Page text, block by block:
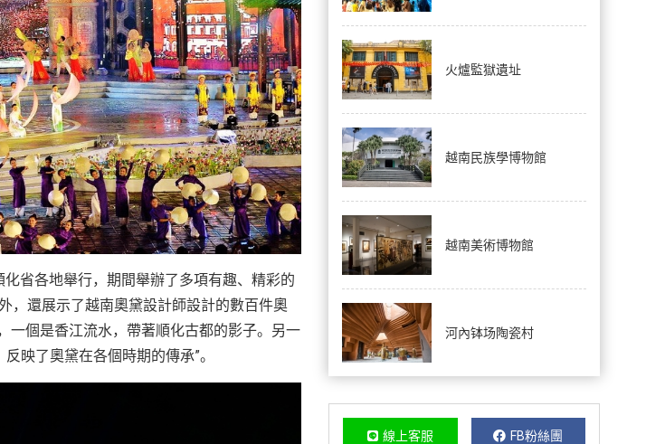
省各地舉行，期間舉辦了多項有趣、精彩的
，還展示了越南奧黛設計師設計的數百件奧
一個是香江流水，帶著順化古都的影子。另一
映了奧黛在各個時期的傳承”。
火爐監獄遺址
越南民族學博物館
越南美術博物館
河內钵场陶瓷村
線上客服 FB粉絲團